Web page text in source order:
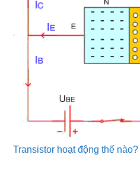
Transistor hoạt động thế nào?